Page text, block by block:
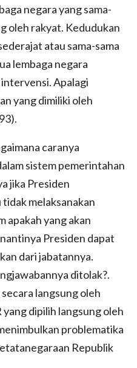
negara yang sama-
oleh rakyat. Kedudukan
atau sama-sama
lembaga negara
Apalagi
yang dimiliki oleh
caranya
sistem pemerintahan
jika Presiden
melaksanakan
apakah yang akan
Presiden dapat
dari jabatannya.
ditolak?.
langsung oleh
dipilih langsung oleh
problematika
Republik